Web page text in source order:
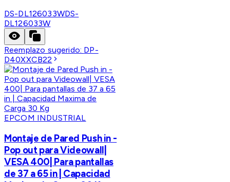
DS-DL126033WDS-
DL126033W
Reemplazo sugerido: DP-
D40XXCB22
EPCOM INDUSTRIAL
Montaje de Pared Push in -
Pop out para Videowall|
VESA 400| Para pantallas
de 37 a 65 in | Capacidad